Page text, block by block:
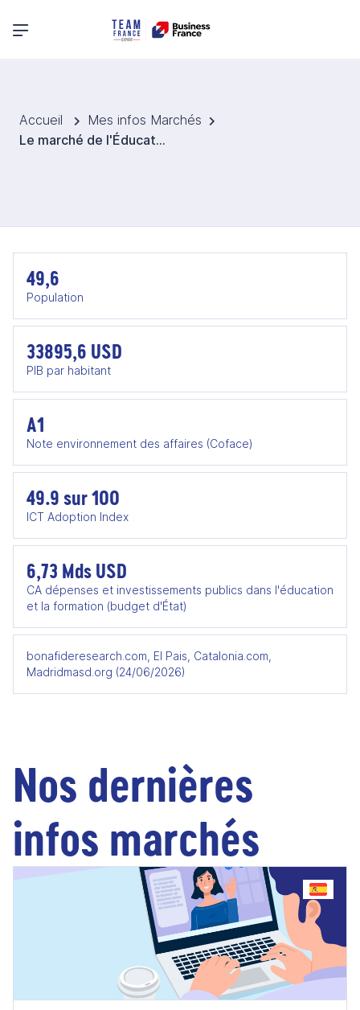
Menu principal
Accueil
Mes infos Marchés
Le marché de l'Éducation et Edtech en Espagne
49,6
Population
33895,6 USD
PIB par habitant
A1
Note environnement des affaires (Coface)
49.9 sur 100
ICT Adoption Index
6,73 Mds USD
CA dépenses et investissements publics dans l'éducation
et la formation (budget d'État)
bonafideresearch.com, El Pais, Catalonia.com,
Madridmasd.org (24/06/2026)
Nos dernières
infos marchés